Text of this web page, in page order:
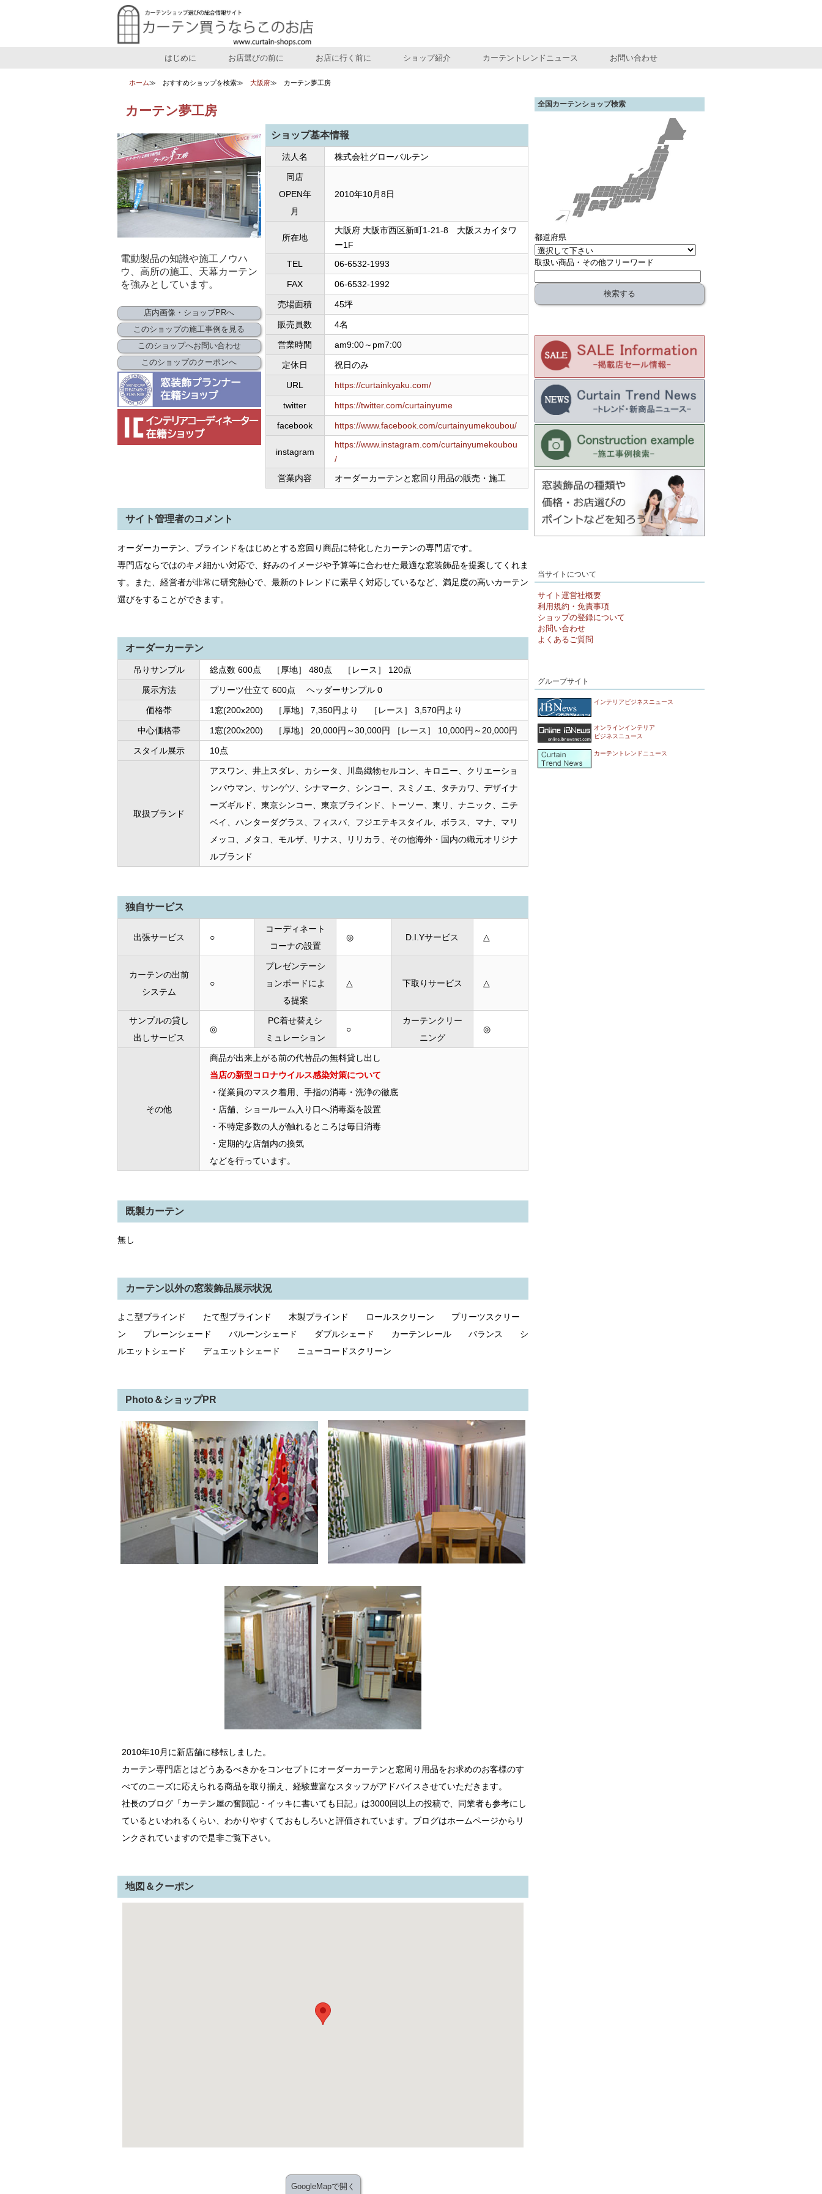
はじめに お店選びの前に お店に行く前に ショップ紹介 カーテントレンドニュース お問い合わせ
ホーム おすすめショップを検索 大阪府 カーテン夢工房
カーテン夢工房
電動製品の知識や施工ノウハ
ウ、高所の施工、天幕カーテン
を強みとしています。
店内画像・ショップPRへ
このショップの施工事例を見る
このショップへお問い合わせ
このショップのクーポンへ
ショップ基本情報
法人名 株式会社グローバルテン
同店
OPEN年
月
2010年10月8日
所在地
大阪府 大阪市西区新町1-21-8 大阪スカイタワ
ー1F
TEL
06-6532-1993
FAX 06-6532-1992
売場面積 45坪
販売員数 4名
営業時間 am9:00～pm7:00
定休日 祝日のみ
URL https://curtainkyaku.com/
twitter https://twitter.com/curtainyume
facebook https://www.facebook.com/curtainyumekoubou/
instagram
https://www.instagram.com/curtainyumekoubou
/
営業内容
オーダーカーテンと窓回り用品の販売・施工
サイト管理者のコメント
オーダーカーテン、ブラインドをはじめとする窓回り商品に特化したカーテンの専門店です。
専門店ならではのキメ細かい対応で、好みのイメージや予算等に合わせた最適な窓装飾品を提案してくれま
す。また、経営者が非常に研究熱心で、最新のトレンドに素早く対応しているなど、満足度の高いカーテン
選びをすることができます。
オーダーカーテン
吊りサンプル 総点数 600点 ［厚地］ 480点 ［レース］ 120点
展示方法 プリーツ仕立て 600点 ヘッダーサンプル 0
価格帯 1窓(200x200) ［厚地］ 7,350円より ［レース］ 3,570円より
中心価格帯 1窓(200x200) ［厚地］ 20,000円～30,000円 ［レース］ 10,000円～20,000円
スタイル展示 10点
取扱ブランド
アスワン、井上スダレ、カシータ、川島織物セルコン、キロニー、クリエーショ
ンバウマン、サンゲツ、シナマーク、シンコー、スミノエ、タチカワ、デザイナ
ーズギルド、東京シンコー、東京ブラインド、トーソー、東リ、ナニック、ニチ
ベイ、ハンターダグラス、フィスバ、フジエテキスタイル、ボラス、マナ、マリ
メッコ、メタコ、モルザ、リナス、リリカラ、その他海外・国内の織元オリジナ
ルブランド
独自サービス
出張サービス ○
コーディネート
コーナの設置
◎ D.I.Yサービス △
カーテンの出前
システム
○
プレゼンテーシ
ョンボードによ
る提案
△ 下取りサービス △
サンプルの貸し
出しサービス
◎
PC着せ替えシ
ミュレーション
○
カーテンクリー
ニング
◎
その他
商品が出来上がる前の代替品の無料貸し出し
当店の新型コロナウイルス感染対策について
・従業員のマスク着用、手指の消毒・洗浄の徹底
・店舗、ショールーム入り口へ消毒薬を設置
・不特定多数の人が触れるところは毎日消毒
・定期的な店舗内の換気
などを行っています。
既製カーテン
無し
カーテン以外の窓装飾品展示状況
よこ型ブラインド たて型ブラインド 木製ブラインド ロールスクリーン プリーツスクリー
ン プレーンシェード バルーンシェード ダブルシェード カーテンレール バランス シ
ルエットシェード デュエットシェード ニューコードスクリーン
Photo＆ショップPR
2010年10月に新店舗に移転しました。
カーテン専門店とはどうあるべきかをコンセプトにオーダーカーテンと窓周り用品をお求めのお客様のす
べてのニーズに応えられる商品を取り揃え、経験豊富なスタッフがアドバイスさせていただきます。
社長のブログ「カーテン屋の奮闘記・イッキに書いても日記」は3000回以上の投稿で、同業者も参考にし
ているといわれるくらい、わかりやすくておもしろいと評価されています。ブログはホームページからリ
ンクされていますので是非ご覧下さい。
地図＆クーポン
GoogleMapで開く
全国カーテンショップ検索
都道府県
取扱い商品・その他フリーワード
当サイトについて
サイト運営社概要
利用規約・免責事項
ショップの登録について
お問い合わせ
よくあるご質問
グループサイト
インテリアビジネスニュース
オンラインインテリア
ビジネスニュース
カーテントレンドニュース